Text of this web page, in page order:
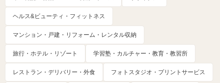
ヘルス&ビューティ・フィットネス
マンション・戸建・リフォーム・レンタル収納
旅行・ホテル・リゾート 学習塾・カルチャー・教育・教習所
レストラン・デリバリー・外食 フォトスタジオ・プリントサービス